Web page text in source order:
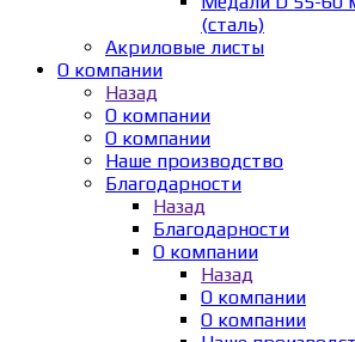
(сталь)
Акриловые листы
О компании
Назад
О компании
О компании
Наше производство
Благодарности
Назад
Благодарности
О компании
Назад
О компании
О компании